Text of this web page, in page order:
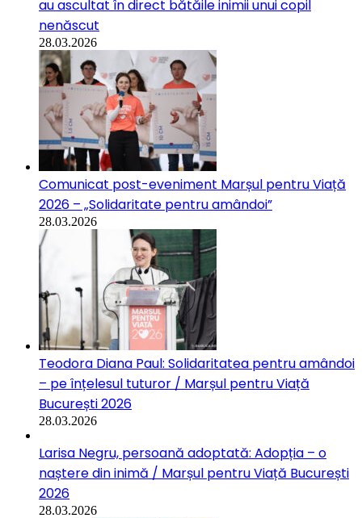
au ascultat în direct bătăile inimii unui copil
nenăscut
28.03.2026
Comunicat post-eveniment Marșul pentru Viață
2026 – „Solidaritate pentru amândoi”
28.03.2026
Teodora Diana Paul: Solidaritatea pentru amândoi
– pe înțelesul tuturor / Marșul pentru Viață
București 2026
28.03.2026
Larisa Negru, persoană adoptată: Adopția – o
naștere din inimă / Marșul pentru Viață București
2026
28.03.2026